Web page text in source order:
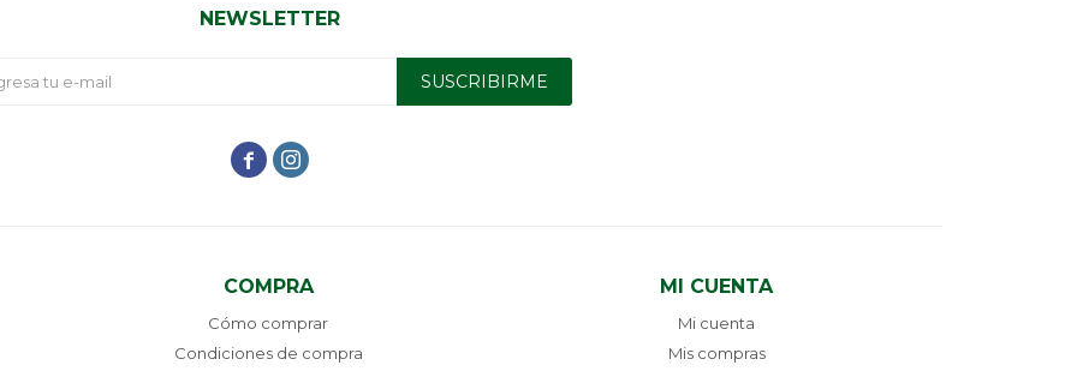
COMPRA
Cómo comprar
Condiciones de compra
MI CUENTA
Mi cuenta
Mis compras
NEWSLETTER
SUSCRIBIRME
 